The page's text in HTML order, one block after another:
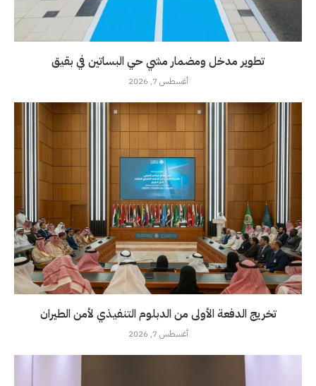
تطوير مدخل ومضمار مشي حي البساتين في بقيق
أغسطس 7, 2026
تخريج الدفعة الأولى من الدبلوم التنفيذي لأمن الطيران
أغسطس 7, 2026